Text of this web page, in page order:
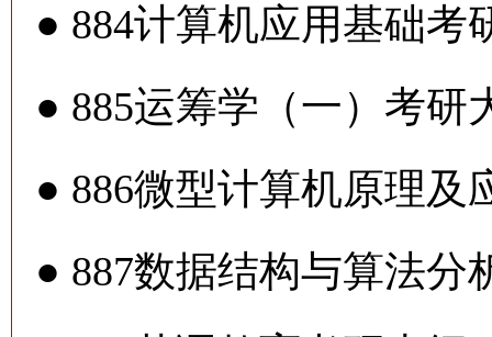
● 884计算机应用基础考
● 885运筹学（一）考研
● 886微型计算机原理及
● 887数据结构与算法分